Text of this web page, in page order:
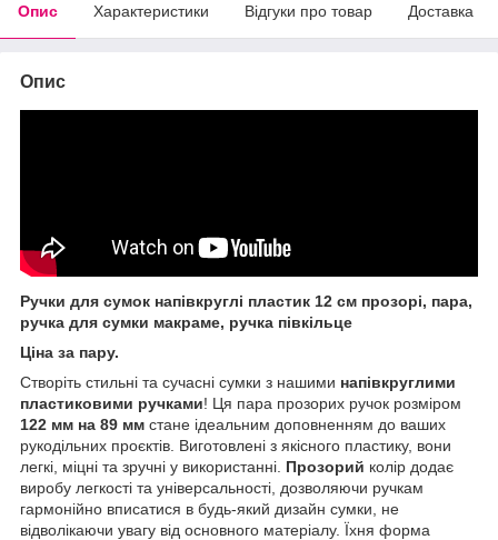
Опис Характеристики Відгуки про товар Доставка
Опис
Ручки для сумок напівкруглі пластик 12 см прозорі, пара,
ручка для сумки макраме, ручка півкільце
Ціна за пару.
Створіть стильні та сучасні сумки з нашими напівкруглими
пластиковими ручками! Ця пара прозорих ручок розміром
122 мм на 89 мм стане ідеальним доповненням до ваших
рукодільних проєктів. Виготовлені з якісного пластику, вони
легкі, міцні та зручні у використанні. Прозорий колір додає
виробу легкості та універсальності, дозволяючи ручкам
гармонійно вписатися в будь-який дизайн сумки, не
відволікаючи увагу від основного матеріалу. Їхня форма